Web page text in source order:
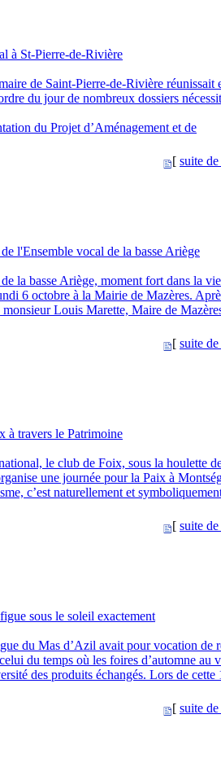
à St-Pierre-de-Rivière
de Saint-Pierre-de-Rivière réunissait
du jour de nombreux dossiers
du Projet d’Aménagement et de
[ suite
l'Ensemble vocal de la basse Ariège
la basse Ariège, moment fort dans la
6 octobre à la Mairie de Mazères.
Louis Marette, Maire de
[ suite
à travers le Patrimoine
le club de Foix, sous la houlette
une journée pour la Paix à
c’est naturellement et
[ suite
sous le soleil exactement
du Mas d’Azil avait pour vocation de
du temps où les foires d’automne au
des produits échangés. Lors de cette
[ suite